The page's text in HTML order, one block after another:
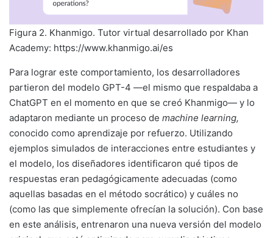
Figura 2. Khanmigo. Tutor virtual desarrollado por Khan
Academy: https://www.khanmigo.ai/es
Para lograr este comportamiento, los desarrolladores
partieron del modelo GPT-4 —el mismo que respaldaba a
ChatGPT en el momento en que se creó Khanmigo— y lo
adaptaron mediante un proceso de machine learning,
conocido como aprendizaje por refuerzo. Utilizando
ejemplos simulados de interacciones entre estudiantes y
el modelo, los diseñadores identificaron qué tipos de
respuestas eran pedagógicamente adecuadas (como
aquellas basadas en el método socrático) y cuáles no
(como las que simplemente ofrecían la solución). Con base
en este análisis, entrenaron una nueva versión del modelo